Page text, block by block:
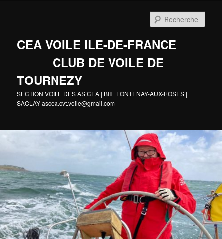
CEA VOILE ILE-DE-FRANCE
CLUB DE VOILE DE
TOURNEZY
SECTION VOILE DES AS CEA | BIII | FONTENAY-AUX-ROSES |
SACLAY ascea.cvt.voile@gmail.com